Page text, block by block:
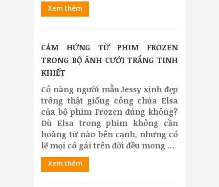
Xem thêm
CẢM HỨNG TỪ PHIM FROZEN
TRONG BỘ ẢNH CƯỚI TRẮNG TINH
KHIẾT
Cô nàng người mẫu Jessy xinh đẹp
trông thật giống công chúa Elsa
của bộ phim Frozen đúng không?
Dù Elsa trong phim không cần
hoàng tử nào bên cạnh, nhưng có
lẽ mọi cô gái trên đời đều mong ...
Xem thêm